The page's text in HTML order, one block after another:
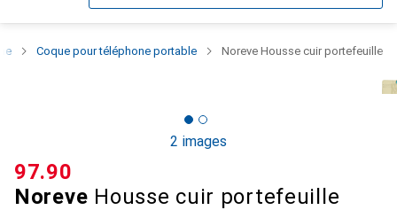
Coque pour téléphone portable Noreve Housse cuir portefeuille
2 images
Noreve Housse cuir portefeuille
CHF
97.90